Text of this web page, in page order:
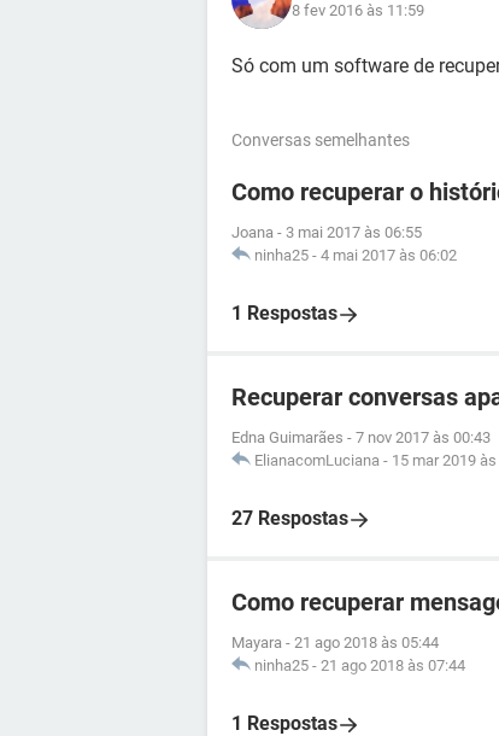
8 fev 2016 às 11:59
Só com um software de
Conversas semelhantes
Como recuperar o
Joana - 3 mai 2017 às 06:55
ninha25 - 4 mai 2017 às 06:02
1 Respostas
Recuperar conversas
Edna Guimarães - 7 nov 2017 às 00:43
ElianacomLuciana - 15 mar 2019
27 Respostas
Como recuperar
Mayara - 21 ago 2018 às 05:44
ninha25 - 21 ago 2018 às 07:44
1 Respostas